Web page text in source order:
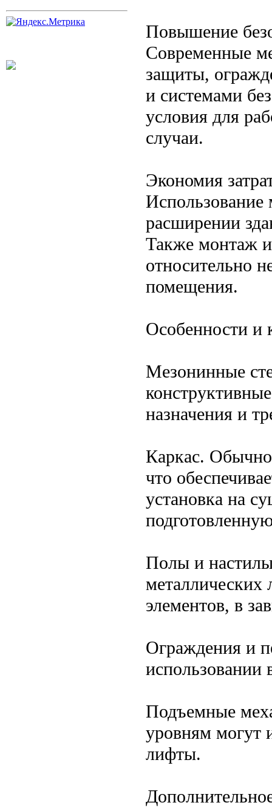
Повышение
Современные
защиты,
и системами
условия для
случаи.
Экономия
Использование
расширении
Также монтаж
относительно
помещения.
Особенности и
Мезонинные
назначения и
Каркас. Обычно
что
установка на
Полы и
металлических
элементов, в
Ограждения и
использовании
Подъемные
уровням могут
лифты.